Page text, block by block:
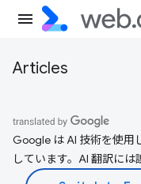
Articles
Google は AI 技術を使用
しています。AI 翻訳には